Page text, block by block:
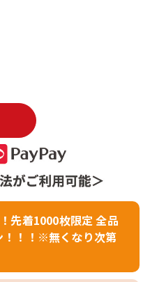
先着1000枚限定 全品
！！！※無くなり次第